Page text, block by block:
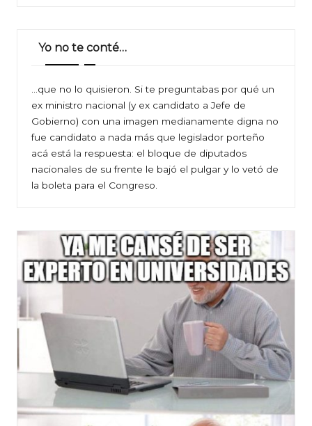
Yo no te conté…
…que no lo quisieron. Si te preguntabas por qué un
ex ministro nacional (y ex candidato a Jefe de
Gobierno) con una imagen medianamente digna no
fue candidato a nada más que legislador porteño
acá está la respuesta: el bloque de diputados
nacionales de su frente le bajó el pulgar y lo vetó de
la boleta para el Congreso.